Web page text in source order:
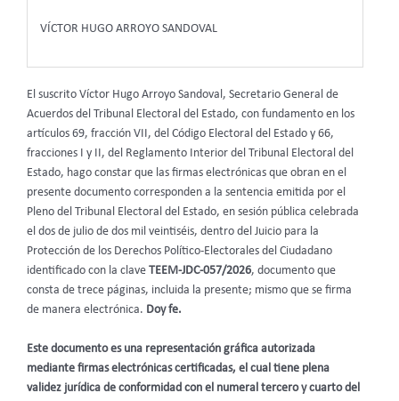
VÍCTOR HUGO ARROYO SANDOVAL
El suscrito Víctor Hugo Arroyo Sandoval, Secretario General de
Acuerdos del Tribunal Electoral del Estado, con fundamento en los
artículos 69, fracción VII, del Código Electoral del Estado y 66,
fracciones I y II, del Reglamento Interior del Tribunal Electoral del
Estado, hago constar que las firmas electrónicas que obran en el
presente documento corresponden a la sentencia emitida por el
Pleno del Tribunal Electoral del Estado, en sesión pública celebrada
el dos de julio de dos mil veintiséis, dentro del Juicio para la
Protección de los Derechos Político-Electorales del Ciudadano
identificado con la clave
TEEM-JDC-057/2026, documento que
consta de trece páginas, incluida la presente; mismo que se firma
de manera electrónica. Doy fe.
Este documento es una representación gráfica autorizada
mediante firmas electrónicas certificadas, el cual tiene plena
validez jurídica de conformidad con el numeral tercero y cuarto del